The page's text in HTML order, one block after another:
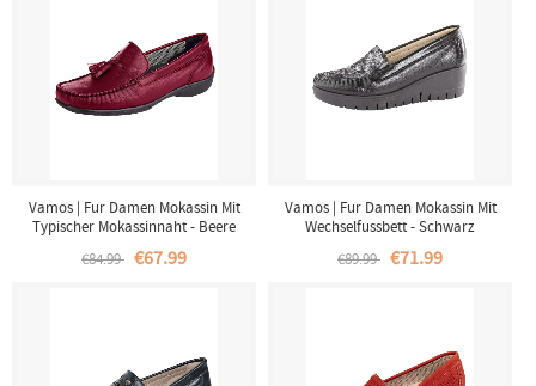
Vamos | Fur Damen Mokassin Mit
Typischer Mokassinnaht - Beere
€84.99 €67.99
Vamos | Fur Damen Mokassin Mit
Wechselfussbett - Schwarz
€89.99 €71.99